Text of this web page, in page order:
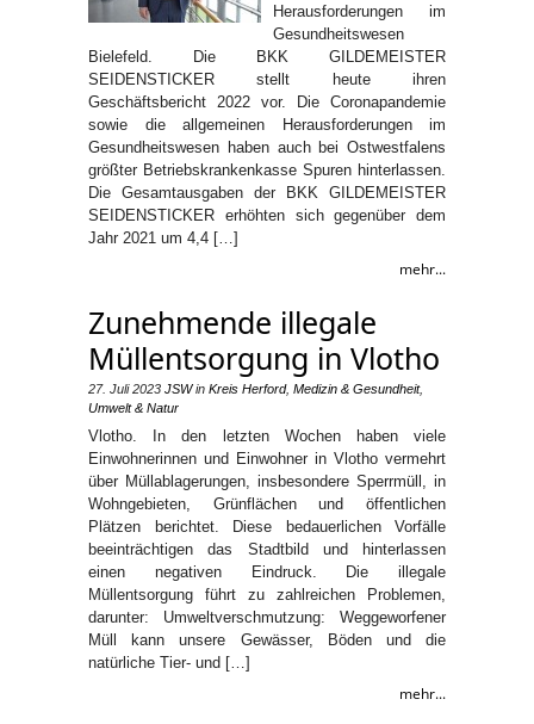
Herausforderungen im
Gesundheitswesen
Bielefeld. Die BKK GILDEMEISTER
SEIDENSTICKER stellt heute ihren
Geschäftsbericht 2022 vor. Die Coronapandemie
sowie die allgemeinen Herausforderungen im
Gesundheitswesen haben auch bei Ostwestfalens
größter Betriebskrankenkasse Spuren hinterlassen.
Die Gesamtausgaben der BKK GILDEMEISTER
SEIDENSTICKER erhöhten sich gegenüber dem
Jahr 2021 um 4,4 […]
mehr...
Zunehmende illegale
Müllentsorgung in Vlotho
27. Juli 2023 JSWin Kreis Herford, Medizin & Gesundheit,
Umwelt & Natur
Vlotho. In den letzten Wochen haben viele
Einwohnerinnen und Einwohner in Vlotho vermehrt
über Müllablagerungen, insbesondere Sperrmüll, in
Wohngebieten, Grünflächen und öffentlichen
Plätzen berichtet. Diese bedauerlichen Vorfälle
beeinträchtigen das Stadtbild und hinterlassen
einen negativen Eindruck. Die illegale
Müllentsorgung führt zu zahlreichen Problemen,
darunter: Umweltverschmutzung: Weggeworfener
Müll kann unsere Gewässer, Böden und die
natürliche Tier- und […]
mehr...